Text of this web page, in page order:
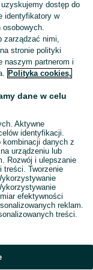
Skorzystaj z największego serwisu ogłoszeniowego - Ligota Dolna i okolice! Kupuj to, czego pragniesz i sprzedawaj to, czego już nie potrzebujesz! Zobacz
dostęp do
identyfikatory w
osobowych.
zarządzać nimi,
stronie polityki
naszym partnerom i
Polityka cookies,
dane w celu
Aktywne
identyfikacji.
kombinacji danych z
urządzeniu lub
Rozwój i ulepszanie
treści. Tworzenie
efektywności
reklam.
treści.